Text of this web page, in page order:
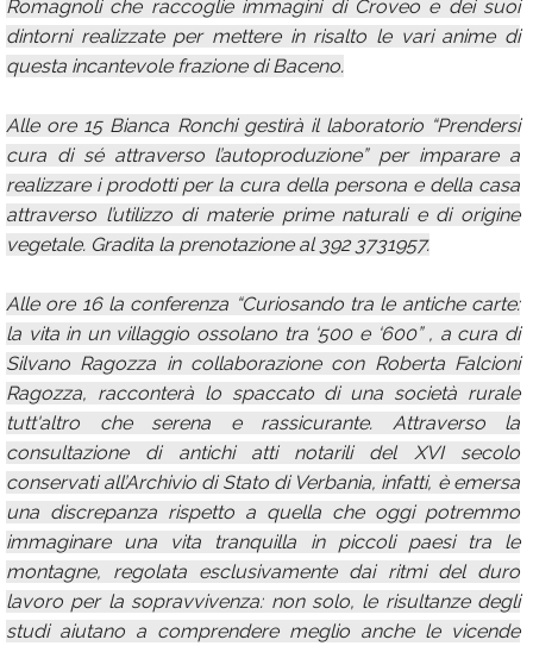
Romagnoli che raccoglie immagini di Croveo e dei suoi
dintorni realizzate per mettere in risalto le vari anime di
questa incantevole frazione di Baceno.
Alle ore 15 Bianca Ronchi gestirà il laboratorio “Prendersi
cura di sé attraverso l’autoproduzione” per imparare a
realizzare i prodotti per la cura della persona e della casa
attraverso l’utilizzo di materie prime naturali e di origine
vegetale. Gradita la prenotazione al 392 3731957.
Alle ore 16 la conferenza “Curiosando tra le antiche carte:
la vita in un villaggio ossolano tra ‘500 e ‘600” , a cura di
Silvano Ragozza in collaborazione con Roberta Falcioni
Ragozza, racconterà lo spaccato di una società rurale
tutt'altro che serena e rassicurante. Attraverso la
consultazione di antichi atti notarili del XVI secolo
conservati all’Archivio di Stato di Verbania, infatti, è emersa
una discrepanza rispetto a quella che oggi potremmo
immaginare una vita tranquilla in piccoli paesi tra le
montagne, regolata esclusivamente dai ritmi del duro
lavoro per la sopravvivenza: non solo, le risultanze degli
studi aiutano a comprendere meglio anche le vicende